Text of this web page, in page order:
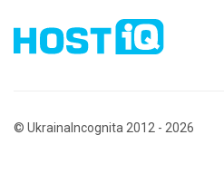
© UkrainaIncognita 2012 - 2026